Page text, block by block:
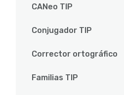
CANeo TIP
Conjugador TIP
Corrector ortográfico
Familias TIP